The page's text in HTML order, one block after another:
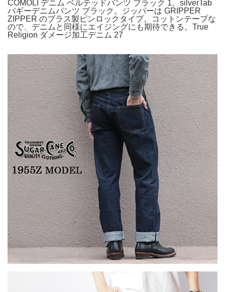
COMOLI デニム ベルテッドパンツ ブラック 1。silverTab
バギーデニムパンツ ブラック。ジッパーは GRIPPER
ZIPPER のブラス製ピンロックタイプ。コットンテープな
ので、デニムと同様にエイジングにも期待できる。True
Religion ダメージ加工デニム 27